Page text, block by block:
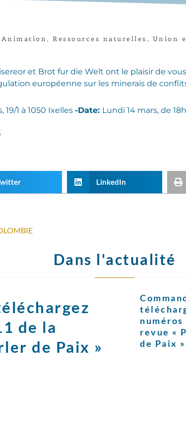
Animation, Ressources naturelles , Union
et Brot fur die Welt ont le plaisir de
européenne sur les minerais de
19/1 à 1050 Ixelles -Date: Lundi 14 mars, de
LinkedIn
Dans l'actualité
de la
de Paix »
numéros
revue «
de Paix »